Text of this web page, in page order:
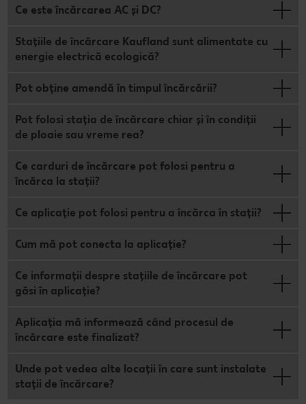
Ce este încărcarea AC și DC?
Stațiile de încărcare Kaufland sunt alimentate cu
energie electrică ecologică?
Pot obține amendă în timpul încărcării?
Pot folosi stația de încărcare chiar și în condiții
de ploaie sau vreme rea?
Ce carduri de încărcare pot folosi pentru a
încărca la stații?
Ce aplicație pot folosi pentru a încărca în stații?
Cum mă pot conecta la aplicație?
Ce informații despre stațiile de încărcare pot
găsi în aplicație?
Aplicația mă informează când procesul de
încărcare este finalizat?
Unde pot vedea alte locații în care sunt instalate
stații de încărcare?